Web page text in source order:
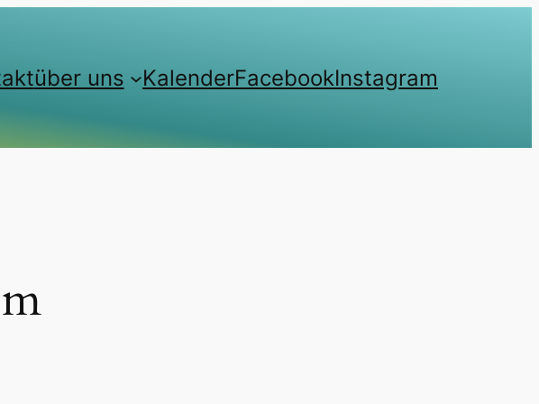
über uns KalenderFacebookInstagram